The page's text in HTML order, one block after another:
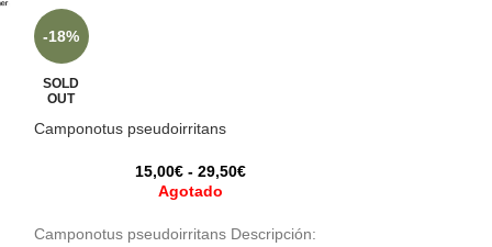
-18%
SOLD
OUT
Camponotus pseudoirritans
15,00€ - 29,50€
Agotado
Camponotus pseudoirritans Descripción: